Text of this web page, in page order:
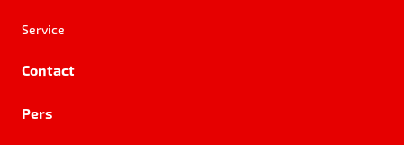
Service
Contact
Pers